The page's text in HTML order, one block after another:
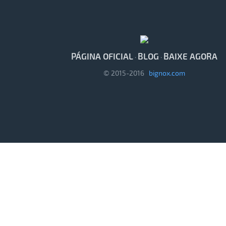
PÁGINA OFICIAL · BLOG · BAIXE AGORA
© 2015-2016 bignox.com